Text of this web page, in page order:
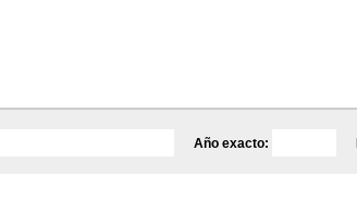
Año exacto: